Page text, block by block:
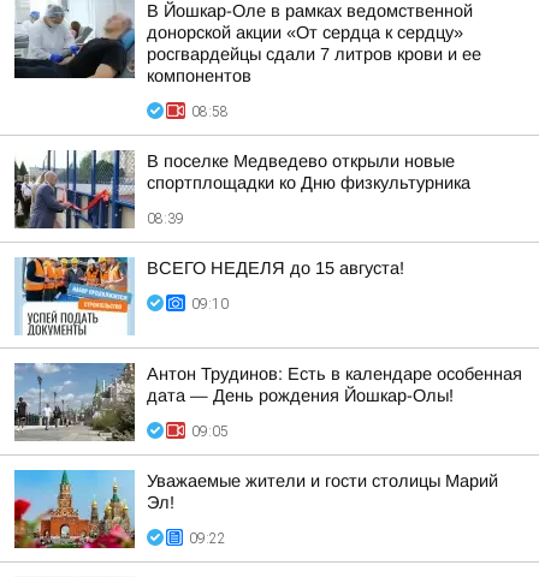
В Йошкар-Оле в рамках ведомственной
донорской акции «От сердца к сердцу»
росгвардейцы сдали 7 литров крови и ее
компонентов
08:58
В поселке Медведево открыли новые
спортплощадки ко Дню физкультурника
08:39
ВСЕГО НЕДЕЛЯ до 15 августа!
09:10
Антон Трудинов: Есть в календаре особенная
дата — День рождения Йошкар-Олы!
09:05
Уважаемые жители и гости столицы Марий
Эл!
09:22